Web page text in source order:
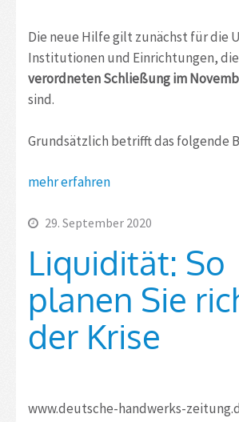
Die neue Hilfe gilt zunächst für die
Institutionen und Einrichtungen, die
verordneten Schließung im
sind.
Grundsätzlich betrifft das folgende
mehr erfahren
29. September 2020
Liquidität: So
planen Sie
der Krise
www.deutsche-handwerks-